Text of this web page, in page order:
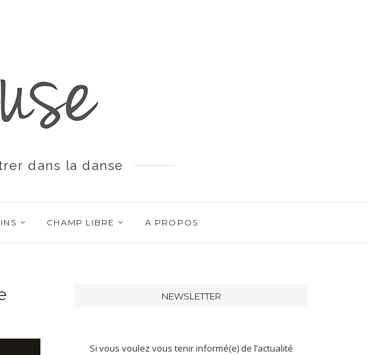
dans la danse
CHAMP LIBRE A PROPOS
NEWSLETTER
Si vous voulez vous tenir informé(e) de l’actualité